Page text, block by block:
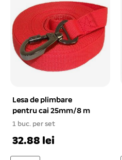
Lesa de plimbare
pentru cai 25mm/8 m
1 buc. per set
32.88 lei